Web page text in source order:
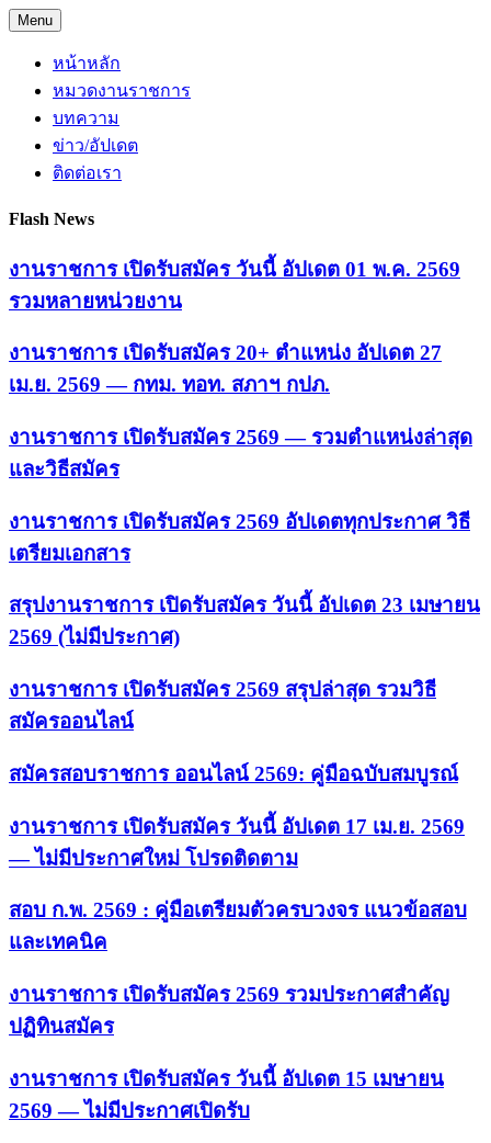
Skip
to
content
Menu
หน้าหลัก
หมวดงานราชการ
บทความ
ข่าว/อัปเดต
ติดต่อเรา
Flash News
งานราชการ เปิดรับสมัคร วันนี้ อัปเดต 01 พ.ค. 2569
รวมหลายหน่วยงาน
งานราชการ เปิดรับสมัคร 20+ ตำแหน่ง อัปเดต 27
เม.ย. 2569 — กทม. ทอท. สภาฯ กปภ.
งานราชการ เปิดรับสมัคร 2569 — รวมตำแหน่งล่าสุด
และวิธีสมัคร
งานราชการ เปิดรับสมัคร 2569 อัปเดตทุกประกาศ วิธี
เตรียมเอกสาร
สรุปงานราชการ เปิดรับสมัคร วันนี้ อัปเดต 23 เมษายน
2569 (ไม่มีประกาศ)
งานราชการ เปิดรับสมัคร 2569 สรุปล่าสุด รวมวิธี
สมัครออนไลน์
สมัครสอบราชการ ออนไลน์ 2569: คู่มือฉบับสมบูรณ์
งานราชการ เปิดรับสมัคร วันนี้ อัปเดต 17 เม.ย. 2569
— ไม่มีประกาศใหม่ โปรดติดตาม
สอบ ก.พ. 2569 : คู่มือเตรียมตัวครบวงจร แนวข้อสอบ
และเทคนิค
งานราชการ เปิดรับสมัคร 2569 รวมประกาศสำคัญ
ปฏิทินสมัคร
งานราชการ เปิดรับสมัคร วันนี้ อัปเดต 15 เมษายน
2569 — ไม่มีประกาศเปิดรับ